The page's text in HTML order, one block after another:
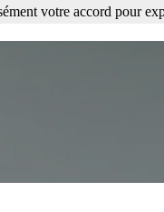
accord pour exploiter
votre accord pour